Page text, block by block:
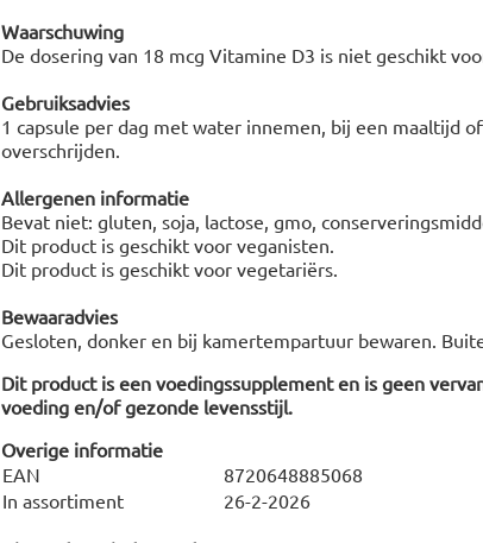
Waarschuwing
De dosering van 18 mcg Vitamine D3 is niet geschikt
Gebruiksadvies
1 capsule per dag met water innemen, bij een maaltijd
overschrijden.
Allergenen informatie
Bevat niet: gluten, soja, lactose, gmo,
Dit product is geschikt voor veganisten.
Dit product is geschikt voor vegetariërs.
Bewaaradvies
Gesloten, donker en bij kamertempartuur bewaren.
Dit product is een voedingssupplement en is geen
voeding en/of gezonde levensstijl.
Overige informatie
EAN
8720648885068
In assortiment
26-2-2026